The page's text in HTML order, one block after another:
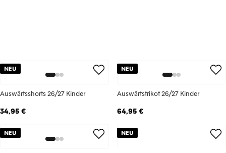
NEU
Auswärtsshorts 26/27 Kinder
34,95 €
NEU
Auswärtstrikot 26/27 Kinder
64,95 €
NEU NEU